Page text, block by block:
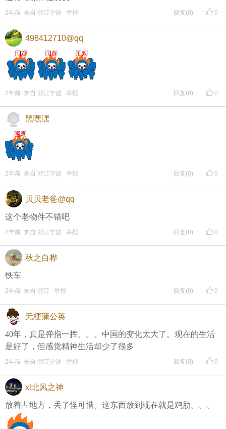
0
2年前 来自 浙江宁波 举报 回复 (0)
498412710@qq
0
2年前 来自 浙江宁波 举报 回复 (0)
黑嘿潶
0
2年前 来自 浙江宁波 举报 回复 (0)
贝贝老爸@qq
这个老物件不错吧
0
2年前 来自 浙江宁波 举报 回复 (0)
秋之白桦
铁车
0
2年前 来自 浙江 举报 回复 (0)
无梗蒲公英
40年，真是弹指一挥。。。中国的变化太大了。现在的生活
是好了，但感觉精神生活却少了很多
0
2年前 来自 浙江宁波 举报 回复 (0)
xl北风之神
放着占地方，丢了怪可惜。这东西放到现在就是鸡肋。。。